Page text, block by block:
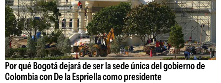
Por qué Bogotá dejará de ser la sede única del gobierno de
Colombia con De la Espriella como presidente